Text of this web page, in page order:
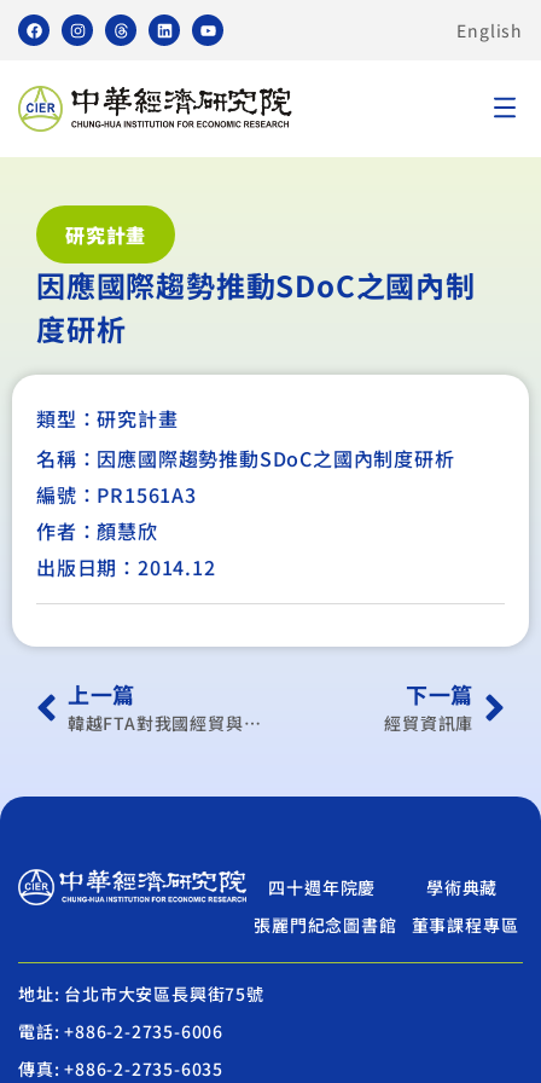
English
研究計畫
因應國際趨勢推動SDoC之國內制
度研析
類型：研究計畫
名稱：因應國際趨勢推動SDoC之國內制度研析
編號：PR1561A3
作者：顏慧欣
出版日期：2014.12
上一篇
韓越FTA對我國經貿與產業之影響與因應
下一篇
經貿資訊庫
四十週年院慶
學術典藏
張麗門紀念圖書館
董事課程專區
地址: 台北市大安區長興街75號
電話: +886-2-2735-6006
傳真: +886-2-2735-6035